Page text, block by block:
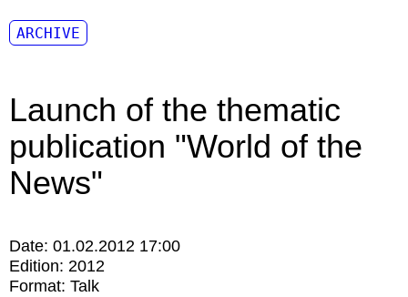
ARCHIVE
Launch of the thematic
publication "World of the
News"
Date: 01.02.2012 17:00
Edition: 2012
Format: Talk